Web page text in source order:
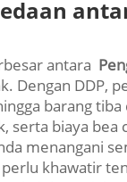
antara
Dengan DDP,
barang
serta biaya
menangani
khawatir